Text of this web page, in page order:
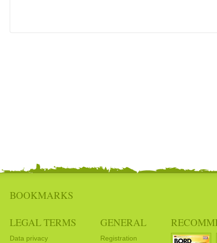
BOOKMARKS
LEGAL TERMS
Data privacy
GENERAL
Registration